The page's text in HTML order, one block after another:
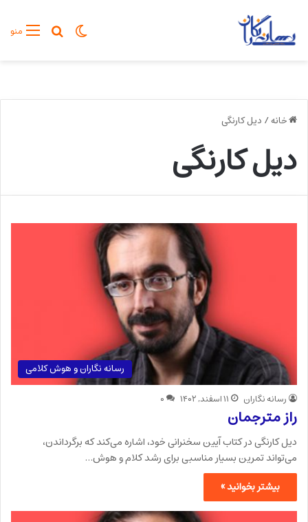
منوجستجو
تغییر پوسته
خانه/ دیل کارنگی
دیل کارنگی
رسانه نگاران و هوش کلامی
رسانه نگاران ۱۱ اسفند, ۱۴۰۲ ۰
راز مترجمان
دیل کارنگی در کتاب آیین سخنرانی خود، اشاره می‌کند که برگرداندن،
می‌تواند تمرین بسیار مناسبی برای رشد کلام و هوش…
بیشتر بخوانید »